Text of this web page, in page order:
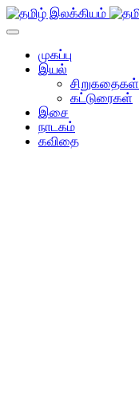
முகப்பு
இயல்
சிறுகதைகள்
கட்டுரைகள்
இசை
நாடகம்
கவிதை